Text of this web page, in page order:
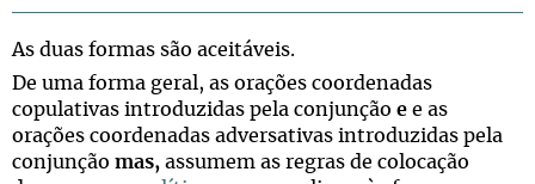
As duas formas são aceitáveis.
De uma forma geral, as orações coordenadas
copulativas introduzidas pela conjunção e e as
orações coordenadas adversativas introduzidas pela
conjunção mas, assumem as regras de colocação